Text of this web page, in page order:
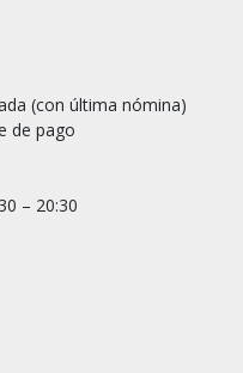
(con última nómina)
de pago
– 20:30